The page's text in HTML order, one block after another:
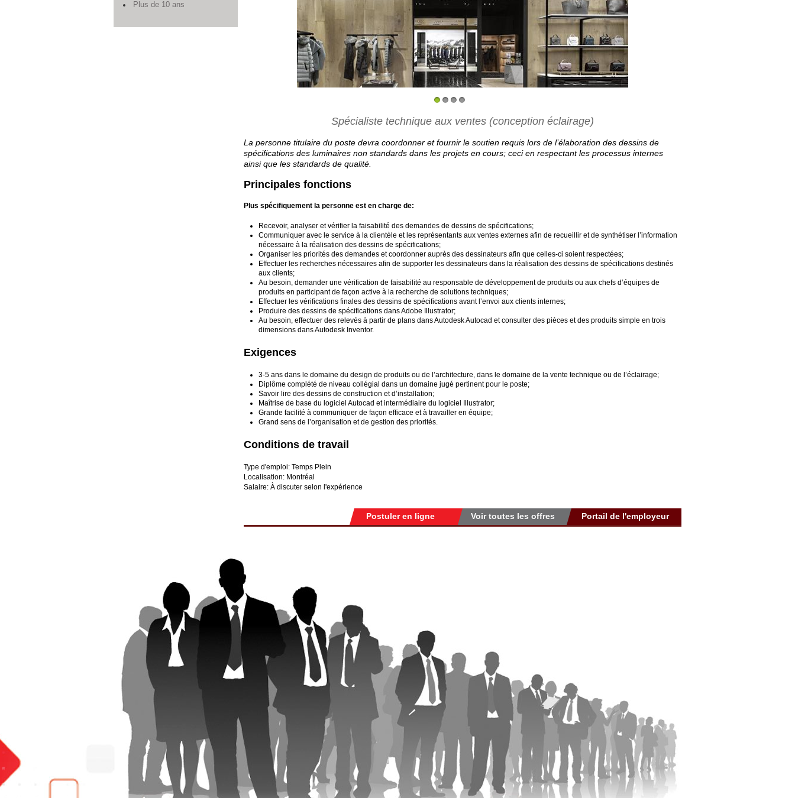
Plus de 10 ans
Spécialiste technique aux ventes (conception éclairage)
La personne titulaire du poste devra coordonner et fournir le soutien requis lors de l’élaboration des dessins de
spécifications des luminaires non standards dans les projets en cours; ceci en respectant les processus internes
ainsi que les standards de qualité.
Principales fonctions
Plus spécifiquement la personne est en charge de:
Recevoir, analyser et vérifier la faisabilité des demandes de dessins de spécifications;
Communiquer avec le service à la clientèle et les représentants aux ventes externes afin de recueillir et de synthétiser l’information
nécessaire à la réalisation des dessins de spécifications;
Organiser les priorités des demandes et coordonner auprès des dessinateurs afin que celles-ci soient respectées;
Effectuer les recherches nécessaires afin de supporter les dessinateurs dans la réalisation des dessins de spécifications destinés
aux clients;
Au besoin, demander une vérification de faisabilité au responsable de développement de produits ou aux chefs d’équipes de
produits en participant de façon active à la recherche de solutions techniques;
Effectuer les vérifications finales des dessins de spécifications avant l’envoi aux clients internes;
Produire des dessins de spécifications dans Adobe Illustrator;
Au besoin, effectuer des relevés à partir de plans dans Autodesk Autocad et consulter des pièces et des produits simple en trois
dimensions dans Autodesk Inventor.
Exigences
3-5 ans dans le domaine du design de produits ou de l’architecture, dans le domaine de la vente technique ou de l’éclairage;
Diplôme complété de niveau collégial dans un domaine jugé pertinent pour le poste;
Savoir lire des dessins de construction et d’installation;
Maîtrise de base du logiciel Autocad et intermédiaire du logiciel Illustrator;
Grande facilité à communiquer de façon efficace et à travailler en équipe;
Grand sens de l’organisation et de gestion des priorités.
Conditions de travail
Type d'emploi: Temps Plein
Localisation: Montréal
Salaire: À discuter selon l'expérience
Portail de l'employeur
Voir toutes les offres
Postuler en ligne